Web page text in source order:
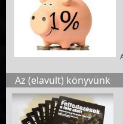
Az (elavult) könyvünk